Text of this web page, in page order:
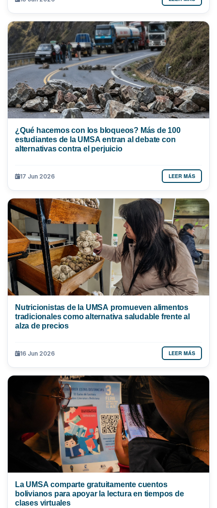
¿Qué hacemos con los bloqueos? Más de 100
estudiantes de la UMSA entran al debate con
alternativas contra el perjuicio
17 Jun 2026 LEER MÁS
Nutricionistas de la UMSA promueven alimentos
tradicionales como alternativa saludable frente al
alza de precios
16 Jun 2026 LEER MÁS
La UMSA comparte gratuitamente cuentos
bolivianos para apoyar la lectura en tiempos de
clases virtuales